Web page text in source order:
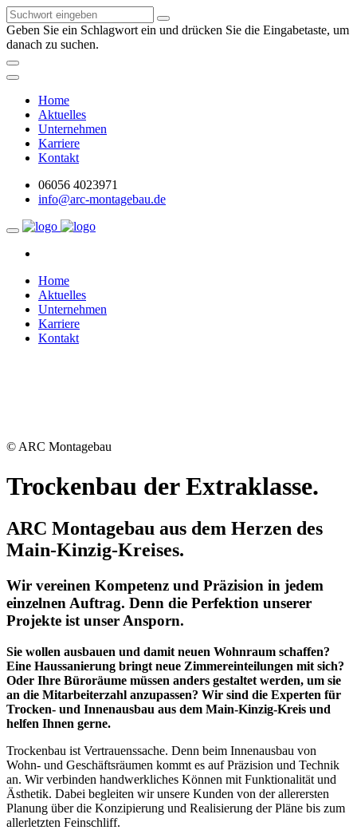
Geben Sie ein Schlagwort ein und drücken Sie die Eingabetaste, um
danach zu suchen.
Home
Aktuelles
Unternehmen
Karriere
Kontakt
06056 4023971
info@arc-montagebau.de
Home
Aktuelles
Unternehmen
Karriere
Kontakt
© ARC Montagebau
Trockenbau der Extraklasse.
ARC Montagebau aus dem Herzen des
Main-Kinzig-Kreises.
Wir vereinen Kompetenz und Präzision in jedem
einzelnen Auftrag. Denn die Perfektion unserer
Projekte ist unser Ansporn.
Sie wollen ausbauen und damit neuen Wohnraum schaffen?
Eine Haussanierung bringt neue Zimmereinteilungen mit sich?
Oder Ihre Büroräume müssen anders gestaltet werden, um sie
an die Mitarbeiterzahl anzupassen? Wir sind die Experten für
Trocken- und Innenausbau aus dem Main-Kinzig-Kreis und
helfen Ihnen gerne.
Trockenbau ist Vertrauenssache. Denn beim Innenausbau von
Wohn- und Geschäftsräumen kommt es auf Präzision und Technik
an. Wir verbinden handwerkliches Können mit Funktionalität und
Ästhetik. Dabei begleiten wir unsere Kunden von der allerersten
Planung über die Konzipierung und Realisierung der Pläne bis zum
allerletzten Feinschliff.